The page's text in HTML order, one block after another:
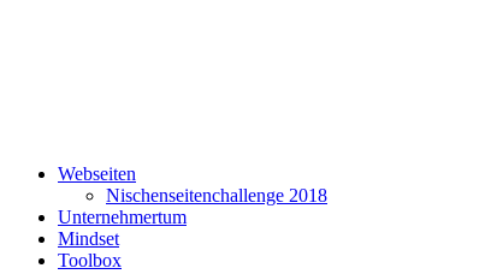
Webseiten
Nischenseitenchallenge 2018
Unternehmertum
Mindset
Toolbox